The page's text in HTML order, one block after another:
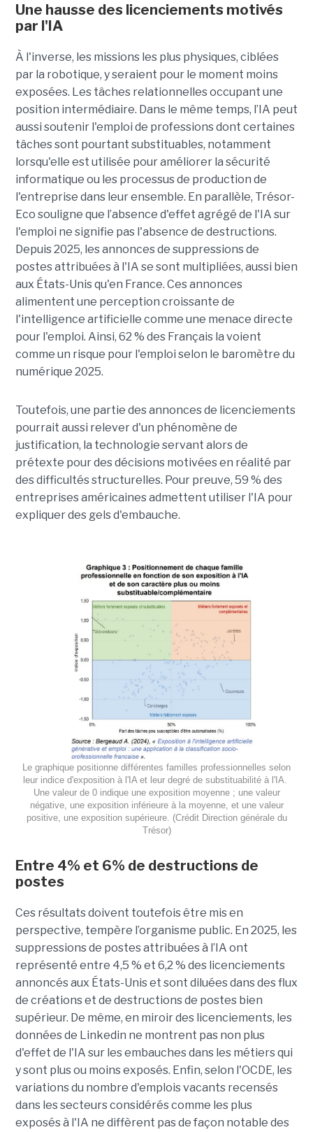
Une hausse des licenciements motivés
par l'IA
À l'inverse, les missions les plus physiques, ciblées
par la robotique, y seraient pour le moment moins
exposées. Les tâches relationnelles occupant une
position intermédiaire. Dans le même temps, l’IA peut
aussi soutenir l'emploi de professions dont certaines
tâches sont pourtant substituables, notamment
lorsqu'elle est utilisée pour améliorer la sécurité
informatique ou les processus de production de
l'entreprise dans leur ensemble. En parallèle, Trésor-
Eco souligne que l’absence d'effet agrégé de l'IA sur
l'emploi ne signifie pas l'absence de destructions.
Depuis 2025, les annonces de suppressions de
postes attribuées à l'IA se sont multipliées, aussi bien
aux États-Unis qu'en France. Ces annonces
alimentent une perception croissante de
l'intelligence artificielle comme une menace directe
pour l'emploi. Ainsi, 62 % des Français la voient
comme un risque pour l'emploi selon le baromètre du
numérique 2025.
Toutefois, une partie des annonces de licenciements
pourrait aussi relever d'un phénomène de
justification, la technologie servant alors de
prétexte pour des décisions motivées en réalité par
des difficultés structurelles. Pour preuve, 59 % des
entreprises américaines admettent utiliser l'IA pour
expliquer des gels d'embauche.
Le graphique positionne différentes familles professionnelles selon
leur indice d'exposition à l'IA et leur degré de substituabilité à l'IA.
Une valeur de 0 indique une exposition moyenne ; une valeur
négative, une exposition inférieure à la moyenne, et une valeur
positive, une exposition supérieure. (Crédit Direction générale du
Trésor)
Entre 4% et 6% de destructions de
postes
Ces résultats doivent toutefois être mis en
perspective, tempère l’organisme public. En 2025, les
suppressions de postes attribuées à l’IA ont
représenté entre 4,5 % et 6,2 % des licenciements
annoncés aux États-Unis et sont diluées dans des flux
de créations et de destructions de postes bien
supérieur. De même, en miroir des licenciements, les
données de Linkedin ne montrent pas non plus
d'effet de l'IA sur les embauches dans les métiers qui
y sont plus ou moins exposés. Enfin, selon l'OCDE, les
variations du nombre d'emplois vacants recensés
dans les secteurs considérés comme les plus
exposés à l'IA ne diffèrent pas de façon notable des